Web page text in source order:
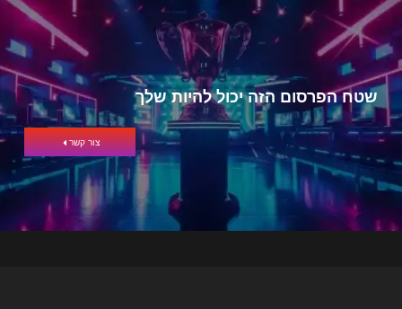
שטח הפרסום הזה יכול להיות שלך
צור קשר